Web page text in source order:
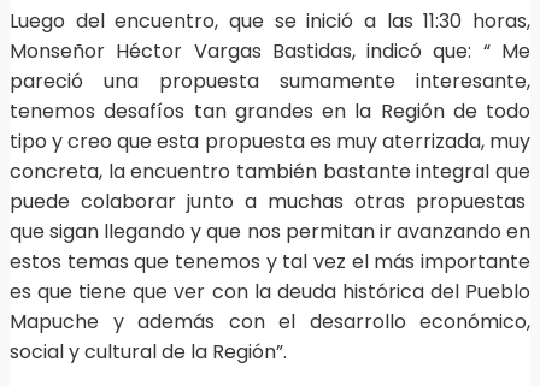
Luego del encuentro, que se inició a las 11:30 horas,
Monseñor Héctor Vargas Bastidas, indicó que: “ Me
pareció una propuesta sumamente interesante,
tenemos desafíos tan grandes en la Región de todo
tipo y creo que esta propuesta es muy aterrizada, muy
concreta, la encuentro también bastante integral que
puede colaborar junto a muchas otras propuestas
que sigan llegando y que nos permitan ir avanzando en
estos temas que tenemos y tal vez el más importante
es que tiene que ver con la deuda histórica del Pueblo
Mapuche y además con el desarrollo económico,
social y cultural de la Región”.